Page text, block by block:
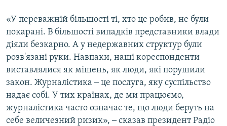
«У переважній більшості ті, хто це робив, не були
покарані. В більшості випадків представники влади
діяли безкарно. А у недержавних структур були
розв'язані руки. Навпаки, наші кореспонденти
виставлялися як мішень, як люди, які порушили
закон. Журналістика ‒ це послуга, яку суспільство
надає собі. У тих країнах, де ми працюємо,
журналістика часто означає те, що люди беруть на
себе величезний ризик», ‒ сказав президент Радіо